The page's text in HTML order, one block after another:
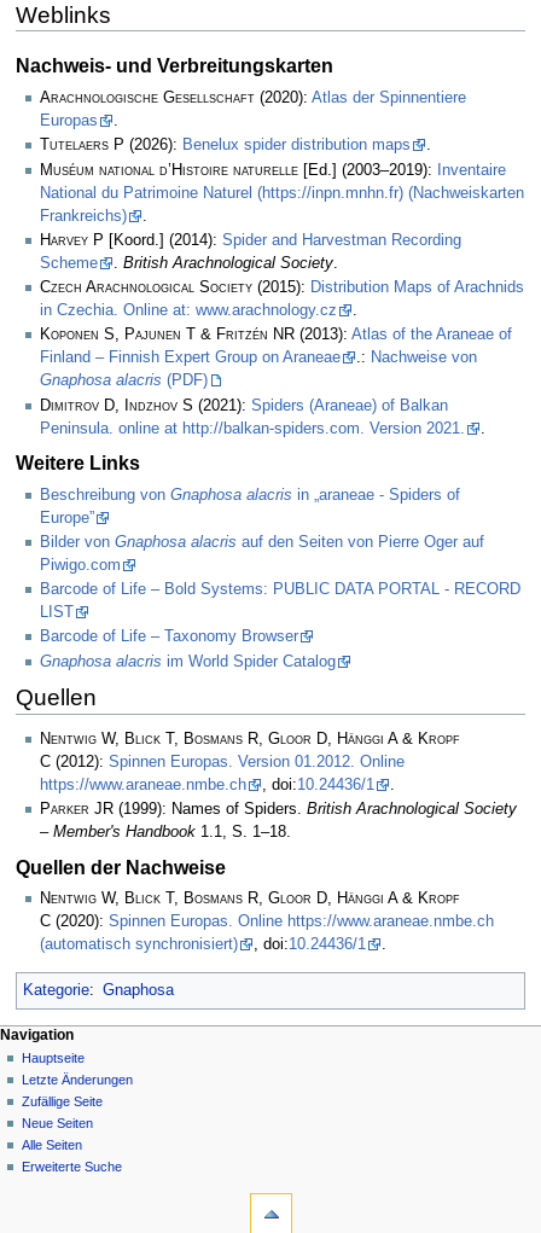
Weblinks
Nachweis- und Verbreitungskarten
Arachnologische Gesellschaft (2020): Atlas der Spinnentiere
Europas
.
Tutelaers P (2026): Benelux spider distribution maps
.
Muséum national d’Histoire naturelle [Ed.] (2003–2019):
Inventaire
National du Patrimoine Naturel (https://inpn.mnhn.fr) (Nachweiskarten
Frankreichs)
Harvey P [Koord.] (2014): Spider and Harvestman Recording
Scheme
. British Arachnological Society.
Czech Arachnological Society (2015): Distribution Maps of Arachnids
in Czechia. Online at: www.arachnology.cz
.
Koponen S, Pajunen T & Fritzén NR (2013): Atlas of the Araneae of
Finland – Finnish Expert Group on Araneae
.: Nachweise von
Gnaphosa alacris (PDF)
Dimitrov D, Indzhov S (2021): Spiders (Araneae) of Balkan
Peninsula. online at http://balkan-spiders.com. Version 2021.
Weitere Links
Beschreibung von Gnaphosa alacris in „araneae - Spiders of
Europe”
Bilder von Gnaphosa alacris auf den Seiten von Pierre Oger auf
Piwigo.com
Barcode of Life – Bold Systems: PUBLIC DATA PORTAL - RECORD
LIST
Barcode of Life – Taxonomy Browser
Gnaphosa alacris im World Spider Catalog
Quellen
Nentwig W, Blick T, Bosmans R, Gloor D, Hänggi A & Kropf
C (2012): Spinnen Europas. Version 01.2012. Online
https://www.araneae.nmbe.ch
, doi:10.24436/1
.
Parker JR (1999): Names of Spiders. British Arachnological Society
– Member's Handbook 1.1, S. 1–18.
Quellen der Nachweise
Nentwig W, Blick T, Bosmans R, Gloor D, Hänggi A & Kropf
C (2020): Spinnen Europas. Online https://www.araneae.nmbe.ch
(automatisch synchronisiert)
, doi:10.24436/1 .
Kategorie: Gnaphosa
Navigation
Hauptseite
Letzte Änderungen
Zufällige Seite
Neue Seiten
Alle Seiten
Erweiterte Suche